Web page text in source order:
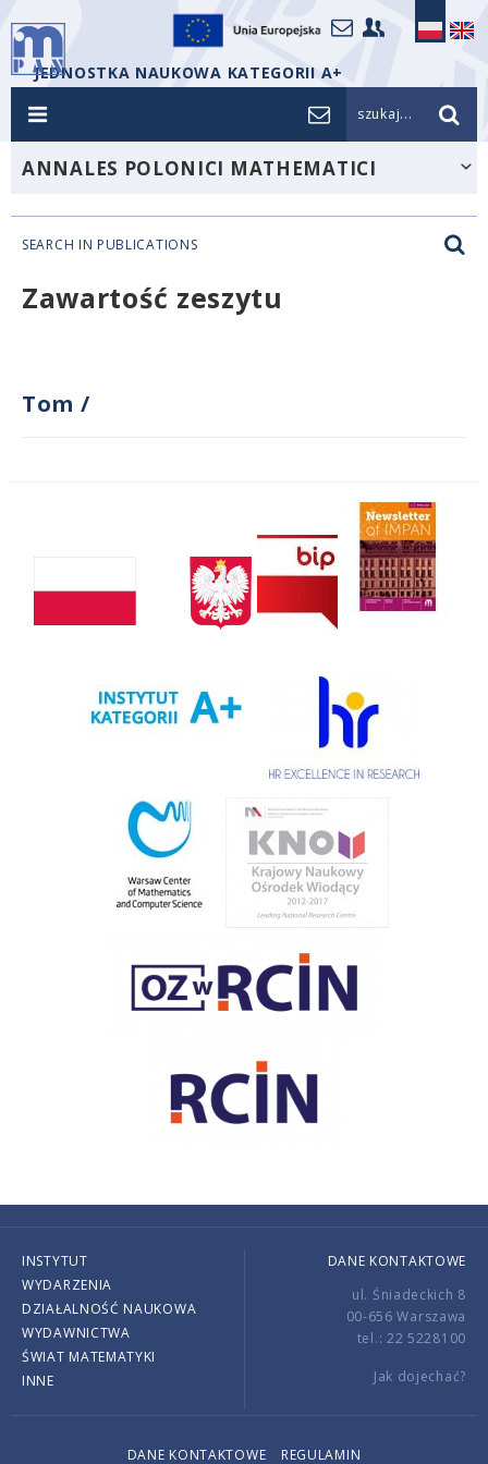
JEDNOSTKA NAUKOWA KATEGORII A+
szukaj...
ANNALES POLONICI MATHEMATICI
SEARCH IN PUBLICATIONS
Zawartość zeszytu
Tom /
INSTYTUT
WYDARZENIA
DZIAŁALNOŚĆ NAUKOWA
WYDAWNICTWA
ŚWIAT MATEMATYKI
INNE
DANE KONTAKTOWE
ul. Śniadeckich 8
00-656 Warszawa
tel.: 22 5228100
Jak dojechać?
DANE KONTAKTOWE REGULAMIN